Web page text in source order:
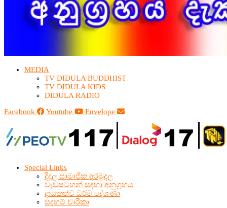
MEDIA
TV DIDULA BUDDHIST​
TV DIDULA KIDS
DIDULA RADIO
Facebook
Youtube Envelope
Special Links
දිදුල සාමාජික අරමුදල
වැඩසටහන් සඳහා අනුග්‍රහය
දායකත්ව ධර්ම දේශණා
සදහම් චාරිකා